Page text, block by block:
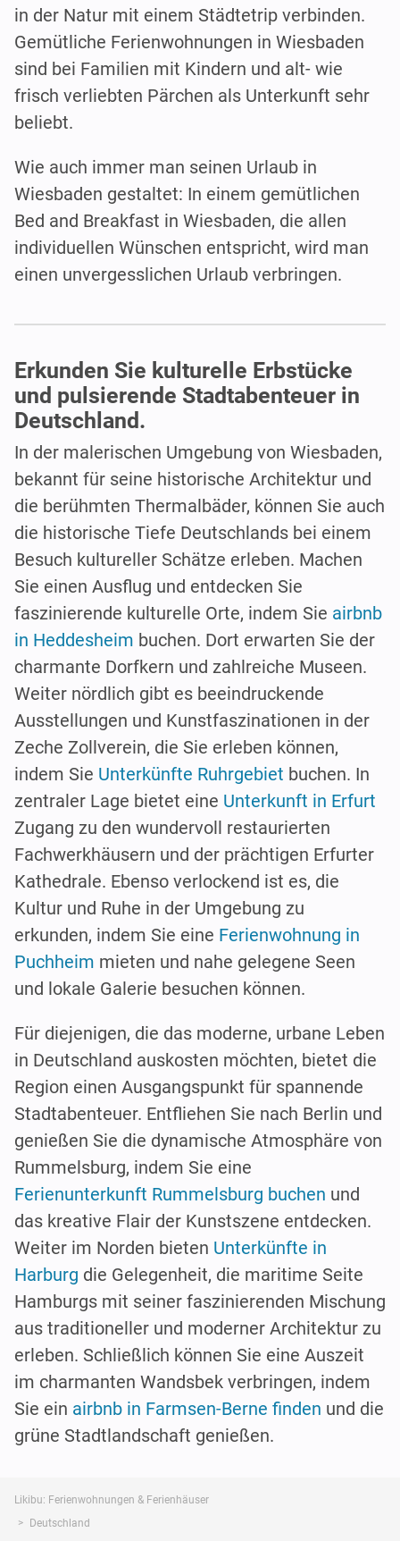
in der Natur mit einem Städtetrip verbinden.
Gemütliche Ferienwohnungen in Wiesbaden
sind bei Familien mit Kindern und alt- wie
frisch verliebten Pärchen als Unterkunft sehr
beliebt.
Wie auch immer man seinen Urlaub in
Wiesbaden gestaltet: In einem gemütlichen
Bed and Breakfast in Wiesbaden, die allen
individuellen Wünschen entspricht, wird man
einen unvergesslichen Urlaub verbringen.
Erkunden Sie kulturelle Erbstücke
und pulsierende Stadtabenteuer in
Deutschland.
In der malerischen Umgebung von Wiesbaden,
bekannt für seine historische Architektur und
die berühmten Thermalbäder, können Sie auch
die historische Tiefe Deutschlands bei einem
Besuch kultureller Schätze erleben. Machen
Sie einen Ausflug und entdecken Sie
faszinierende kulturelle Orte, indem Sie airbnb
in Heddesheim buchen. Dort erwarten Sie der
charmante Dorfkern und zahlreiche Museen.
Weiter nördlich gibt es beeindruckende
Ausstellungen und Kunstfaszinationen in der
Zeche Zollverein, die Sie erleben können,
indem Sie Unterkünfte Ruhrgebiet buchen. In
zentraler Lage bietet eine Unterkunft in Erfurt
Zugang zu den wundervoll restaurierten
Fachwerkhäusern und der prächtigen Erfurter
Kathedrale. Ebenso verlockend ist es, die
Kultur und Ruhe in der Umgebung zu
erkunden, indem Sie eine Ferienwohnung in
Puchheim mieten und nahe gelegene Seen
und lokale Galerie besuchen können.
Für diejenigen, die das moderne, urbane Leben
in Deutschland auskosten möchten, bietet die
Region einen Ausgangspunkt für spannende
Stadtabenteuer. Entfliehen Sie nach Berlin und
genießen Sie die dynamische Atmosphäre von
Rummelsburg, indem Sie eine
Ferienunterkunft Rummelsburg buchen und
das kreative Flair der Kunstszene entdecken.
Weiter im Norden bieten Unterkünfte in
Harburg die Gelegenheit, die maritime Seite
Hamburgs mit seiner faszinierenden Mischung
aus traditioneller und moderner Architektur zu
erleben. Schließlich können Sie eine Auszeit
im charmanten Wandsbek verbringen, indem
Sie ein airbnb in Farmsen-Berne finden und die
grüne Stadtlandschaft genießen.
Likibu: Ferienwohnungen & Ferienhäuser
Deutschland